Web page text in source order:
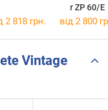
r ZP 60/E
2 818 грн. від 2 800
Vintage